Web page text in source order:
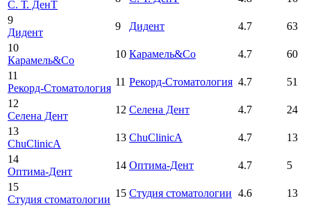
С. Т. ДенТ
9
Дидент
9 Дидент 4.7
63
10
Карамель&Со
10 Карамель&Со 4.7
60
11
Рекорд-Стоматология
11 Рекорд-Стоматология 4.7
51
12
Селена Дент
12 Селена Дент 4.7
24
13
ChuClinicA
13 ChuClinicA 4.7
13
14
Оптима-Дент
14 Оптима-Дент 4.7
5
15
Студия стоматологии
15 Студия стоматологии 4.6
13